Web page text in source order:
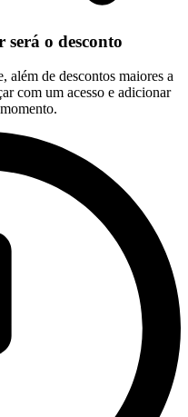
o desconto
além de descontos maiores a
com um acesso e adicionar